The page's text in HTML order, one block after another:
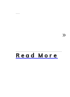
Read More